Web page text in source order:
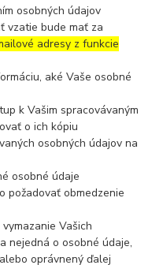
osobných údajov
vzatie bude mať za
adresy z funkcie
aké Vaše osobné
k Vašim spracovávaným
o ich kópiu
osobných údajov na
osobné údaje
požadovať obmedzenie
Vašich
nejedná o osobné údaje,
oprávnený ďalej